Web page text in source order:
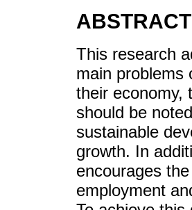
ABSTRACT
This research
main problems
their economy,
should be
sustainable
growth. In
encourages
employment